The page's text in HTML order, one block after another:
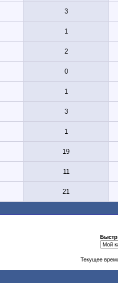
3
1
2
0
1
3
1
19
11
21
Текущее